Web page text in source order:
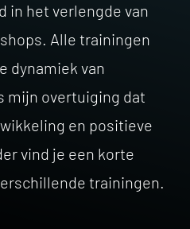
in het verlengde van
Alle trainingen
dynamiek van
mijn overtuiging dat
en positieve
vind je een korte
trainingen.